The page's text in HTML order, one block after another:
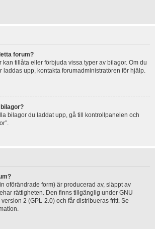
forum?
kan tillåta eller förbjuda vissa typer av bilagor. Om du
laddas upp, kontakta forumadministratören för hjälp.
bilagor du laddat upp, gå till kontrollpanelen och
oförändrade form) är producerad av, släppt av
rättigheten. Den finns tillgänglig under GNU
2 (GPL-2.0) och får distribueras fritt. Se